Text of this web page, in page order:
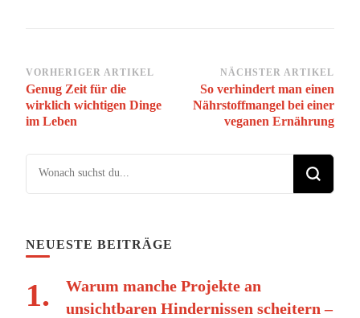
Beitragsnavigation
VORHERIGER ARTIKEL
Genug Zeit für die
wirklich wichtigen Dinge
im Leben
NÄCHSTER ARTIKEL
So verhindert man einen
Nährstoffmangel bei einer
veganen Ernährung
Suchst du nach etwas?
NEUESTE BEITRÄGE
Warum manche Projekte an
unsichtbaren Hindernissen scheitern –